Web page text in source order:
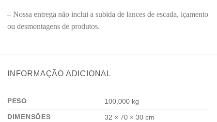
– Nossa entrega não inclui a subida de lances de escada, içamento
ou desmontagens de produtos.
INFORMAÇÃO ADICIONAL
PESO
100,000 kg
DIMENSÕES
32 × 70 × 30 cm